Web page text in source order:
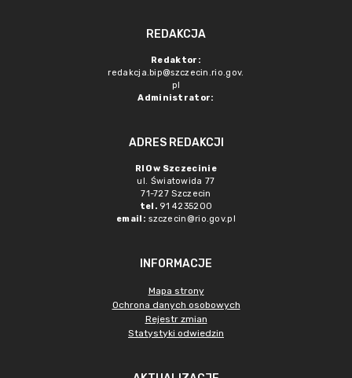
REDAKCJA
Redaktor:
redakcja.bip@szczecin.rio.gov.
pl
Administrator:
ADRES REDAKCJI
RIO w Szczecinie
ul. Światowida 77
71-727 Szczecin
tel. 91 4235200
email: szczecin@rio.gov.pl
INFORMACJE
Mapa strony
Ochrona danych osobowych
Rejestr zmian
Statystyki odwiedzin